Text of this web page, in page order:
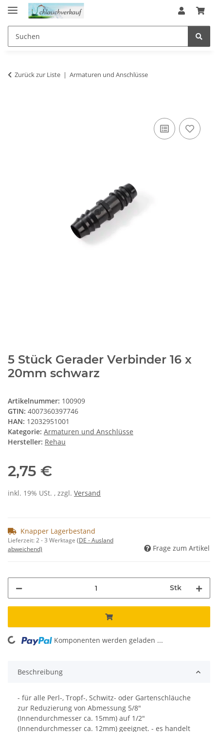
Zurück zur Liste Armaturen und Anschlüsse
5 Stück Gerader Verbinder 16 x
20mm schwarz
Artikelnummer: 100909
GTIN: 4007360397746
HAN: 12032951001
Kategorie: Armaturen und Anschlüsse
Hersteller: Rehau
2,75 €
inkl. 19% USt. , zzgl. Versand
Knapper Lagerbestand
Lieferzeit:2 - 3 Werktage (DE - Ausland
abweichend)
Frage zum Artikel
Stk
Loading... Komponenten werden geladen ...
Beschreibung
- für alle Perl-, Tropf-, Schwitz- oder Gartenschläuche
zur Reduzierung von Abmessung 5/8"
(Innendurchmesser ca. 15mm) auf 1/2"
(Innendurchmesser ca. 12mm) geeignet. - es handelt